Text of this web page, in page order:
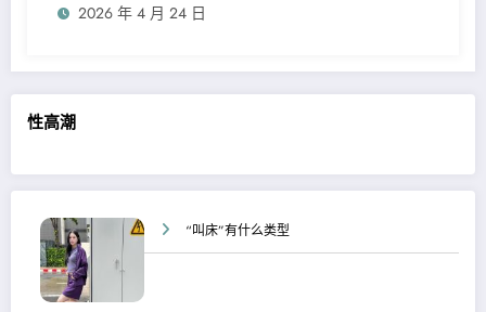
性高潮
“叫床”有什么类型
2026 年 4 月 24 日